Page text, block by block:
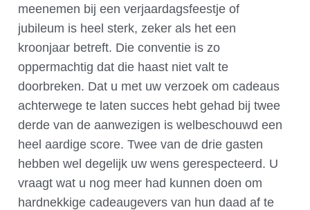
meenemen bij een verjaardagsfeestje of
jubileum is heel sterk, zeker als het een
kroonjaar betreft. Die conventie is zo
oppermachtig dat die haast niet valt te
doorbreken. Dat u met uw verzoek om cadeaus
achterwege te laten succes hebt gehad bij twee
derde van de aanwezigen is welbeschouwd een
heel aardige score. Twee van de drie gasten
hebben wel degelijk uw wens gerespecteerd. U
vraagt wat u nog meer had kunnen doen om
hardnekkige cadeaugevers van hun daad af te